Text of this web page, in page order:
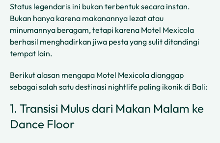
Status legendaris ini bukan terbentuk secara instan.
Bukan hanya karena makanannya lezat atau
minumannya beragam, tetapi karena Motel Mexicola
berhasil menghadirkan jiwa pesta yang sulit ditandingi
tempat lain.
Berikut alasan mengapa Motel Mexicola dianggap
sebagai salah satu destinasi nightlife paling ikonik di Bali:
1. Transisi Mulus dari Makan Malam ke
Dance Floor